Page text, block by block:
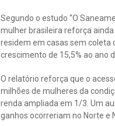
Segundo o estudo “O
mulher brasileira reforça
residem em casas sem coleta
crescimento de 15,5% ao ano
O relatório reforça que o
milhões de mulheres da
renda ampliada em 1/3. Um
ganhos ocorreriam no Norte e